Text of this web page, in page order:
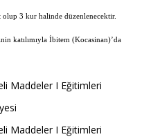
3 kur halinde düzenlenecektir.
katılımıyla İbitem (Kocasinan)’da